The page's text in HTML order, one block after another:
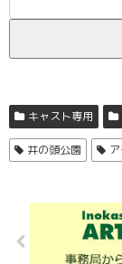
キャスト専用
井の頭公園